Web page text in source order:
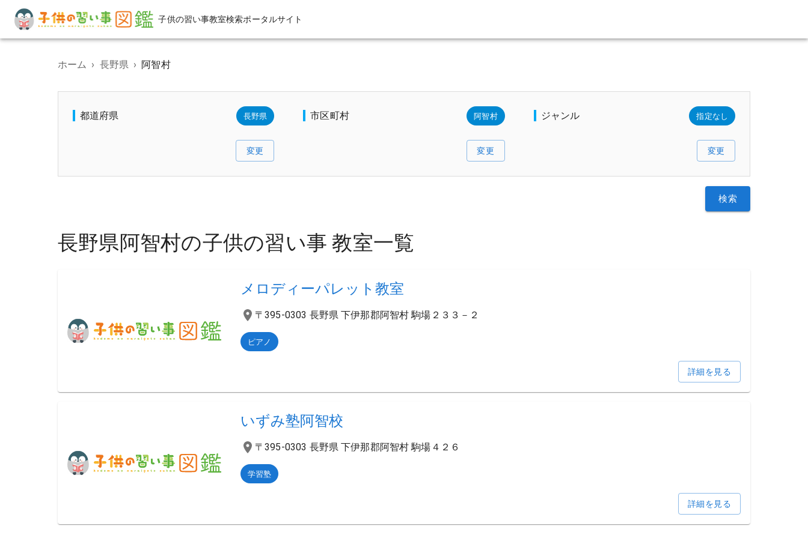
子供の習い事教室検索ポータルサイト
ホーム › 長野県 › 阿智村
都道府県 長野県
変更
市区町村 阿智村
変更
ジャンル 指定なし
変更
検索
長野県阿智村の子供の習い事 教室一覧
メロディーパレット教室
〒395-0303 長野県 下伊那郡阿智村 駒場２３３－２
ピアノ
詳細を見る
いずみ塾阿智校
〒395-0303 長野県 下伊那郡阿智村 駒場４２６
学習塾
詳細を見る